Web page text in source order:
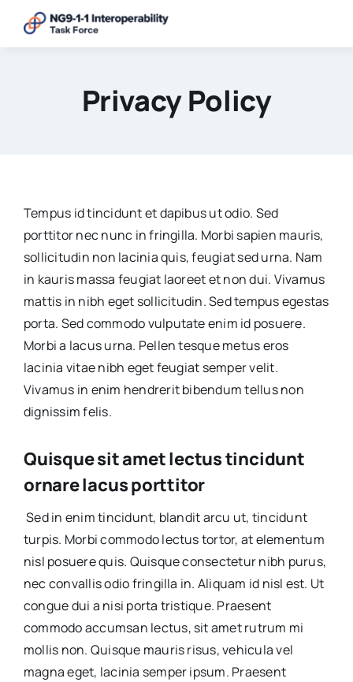
Privacy Policy
Tempus id tincidunt et dapibus ut odio. Sed
porttitor nec nunc in fringilla. Morbi sapien mauris,
sollicitudin non lacinia quis, feugiat sed urna. Nam
in kauris massa feugiat laoreet et non dui. Vivamus
mattis in nibh eget sollicitudin. Sed tempus egestas
porta. Sed commodo vulputate enim id posuere.
Morbi a lacus urna. Pellen tesque metus eros
lacinia vitae nibh eget feugiat semper velit.
Vivamus in enim hendrerit bibendum tellus non
dignissim felis.
Quisque sit amet lectus tincidunt
ornare lacus porttitor
Sed in enim tincidunt, blandit arcu ut, tincidunt
turpis. Morbi commodo lectus tortor, at elementum
nisl posuere quis. Quisque consectetur nibh purus,
nec convallis odio fringilla in. Aliquam id nisl est. Ut
congue dui a nisi porta tristique. Praesent
commodo accumsan lectus, sit amet rutrum mi
mollis non. Quisque mauris risus, vehicula vel
magna eget, lacinia semper ipsum. Praesent